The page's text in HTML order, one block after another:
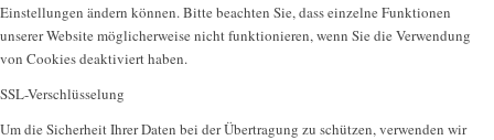
Einstellungen ändern können. Bitte beachten Sie, dass einzelne Funktionen
unserer Website möglicherweise nicht funktionieren, wenn Sie die Verwendung
von Cookies deaktiviert haben.
SSL-Verschlüsselung
Um die Sicherheit Ihrer Daten bei der Übertragung zu schützen, verwenden wir